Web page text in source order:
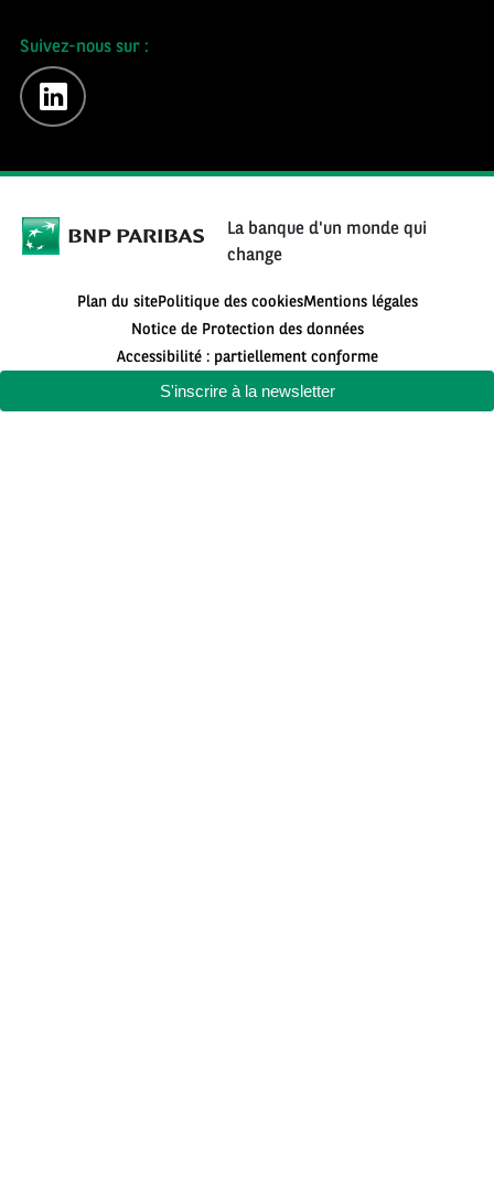
S'inscrire à la newsletter
Suivez-nous sur :
linkedin
La banque d'un monde qui
change
Plan du sitePolitique des cookiesMentions légales
Notice de Protection des données
Accessibilité : partiellement conforme